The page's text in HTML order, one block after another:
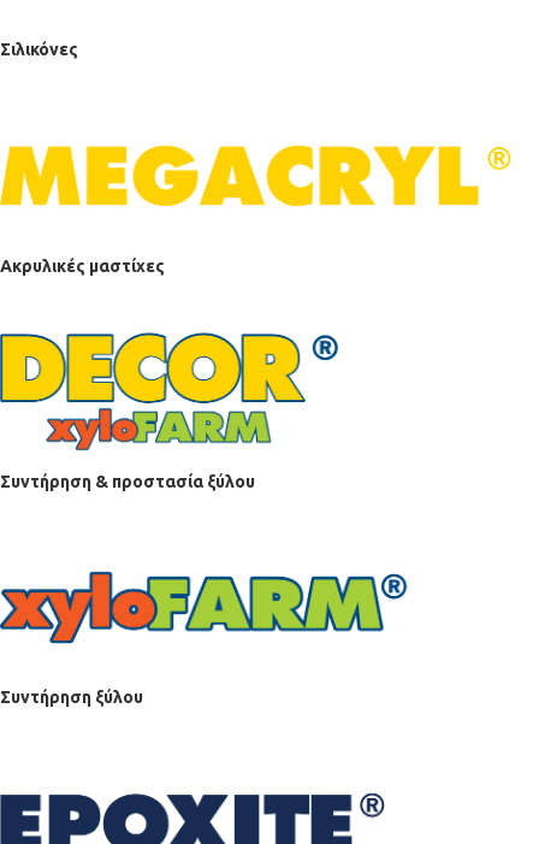
Σιλικόνες
Ακρυλικές μαστίχες
Συντήρηση & προστασία ξύλου
Συντήρηση ξύλου